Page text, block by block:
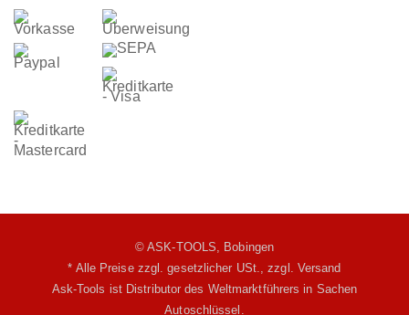
© ASK-TOOLS, Bobingen
* Alle Preise zzgl. gesetzlicher USt.,zzgl. Versand
Ask-Tools ist Distributor des Weltmarktführers in Sachen
Autoschlüssel.